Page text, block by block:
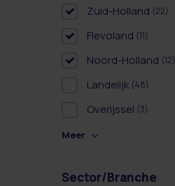
Zuid-Holland (22)
Flevoland (11)
Noord-Holland (12)
Landelijk (48)
Overijssel (3)
Meer
Sector/Branche